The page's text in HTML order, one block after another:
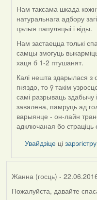
Нам таксама шкада
натуральнага адбору
цэлыя папуляцыі і віды.
Нам застаецца толькі
самцы змогуць
хаця б 1-2 птушанят.
Калі нешта здарылася з
гняздо, то ў такім
самі разрываць здабычу
завалена, памруць ад
варыянце - он-лайн
адключаная бо страціць
Увайдзіце ці
Жанна (госць) -
Пожалуйста, давайте